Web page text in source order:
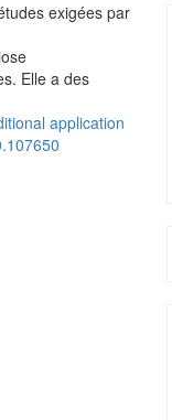
exigées par
Elle a des
application